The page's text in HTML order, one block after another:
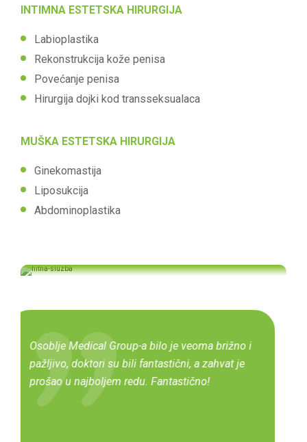
INTIMNA ESTETSKA HIRURGIJA
Labioplastika
Rekonstrukcija kože penisa
Povećanje penisa
Hirurgija dojki kod transseksualaca
MUŠKA ESTETSKA HIRURGIJA
Ginekomastija
Liposukcija
Abdominoplastika
KONTAKTIRAJTE NAS
Veliko hvala neverovatnom timu klinike! Od
momenta kad sam kročila unutra osećala sam
se udobno i sigurno. Doktori su bili izuzetno
profesionalni, a rezultati su prevazišli sva